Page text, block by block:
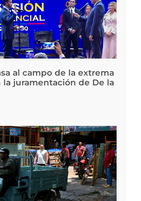
al campo de la extrema
la juramentación de De la